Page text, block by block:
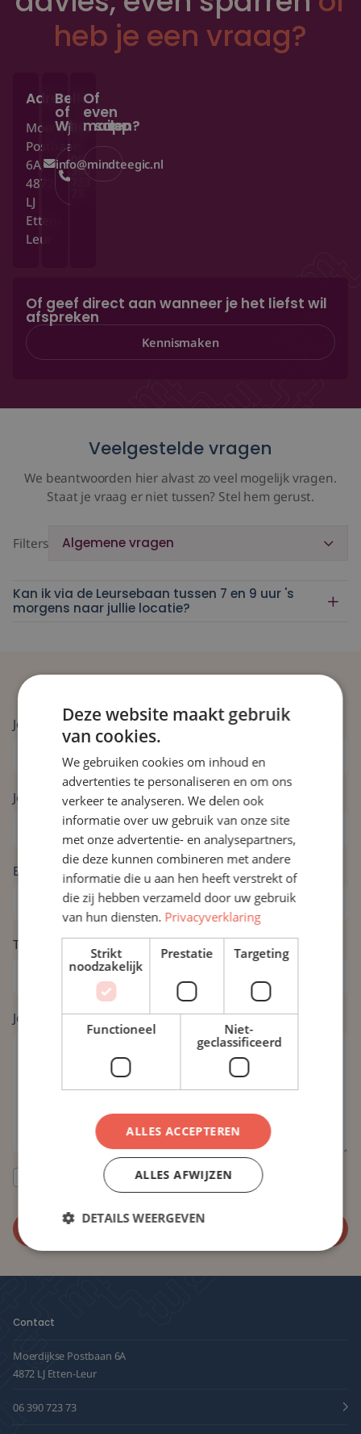
Groeifase test
heb je een vraag?
Adres
Moerdijkse
Postbaan
6A,
4872
LJ
Etten-
Leur
Bellen
of
Whatsapp
06
390
723
Of
even
mailen?
info@mindteegic.nl
Of geef direct aan wanneer je het liefst wil
afspreken
Kennismaken
Veelgestelde vragen
We beantwoorden hier alvast zo veel mogelijk vragen.
Staat je vraag er niet tussen? Stel hem gerust.
Filters Algemene vragen
Kan ik via de Leursebaan tussen 7 en 9 uur 's
morgens naar jullie locatie?
Jouw naam *
Jouw bedrijfsnaam *
E-mailadres *
Telefoonnummer *
Jouw bericht *
Ik ga akkoord met de verwerking van mijn gegevens om contact met
mij op te kunnen nemen, zoals beschreven in deprivacy verklaring
Contact
Moerdijkse Postbaan 6A
4872 LJ Etten-Leur
06 390 723 73
Deze website maakt gebruik
van cookies.
We gebruiken cookies om inhoud en
advertenties te personaliseren en om ons
verkeer te analyseren. We delen ook
informatie over uw gebruik van onze site
met onze advertentie- en analysepartners,
die deze kunnen combineren met andere
informatie die u aan hen heeft verstrekt of
die zij hebben verzameld door uw gebruik
van hun diensten. Privacyverklaring
Strikt
noodzakelijk
Prestatie Targeting
Functioneel
Niet-
geclassificeerd
ALLES ACCEPTEREN
ALLES AFWIJZEN
DETAILS WEERGEVEN